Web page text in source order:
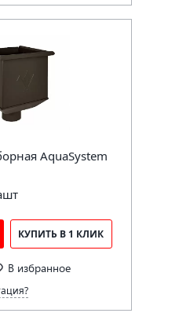
AquaSystem
шт
КУПИТЬ В 1 КЛИК
В избранное